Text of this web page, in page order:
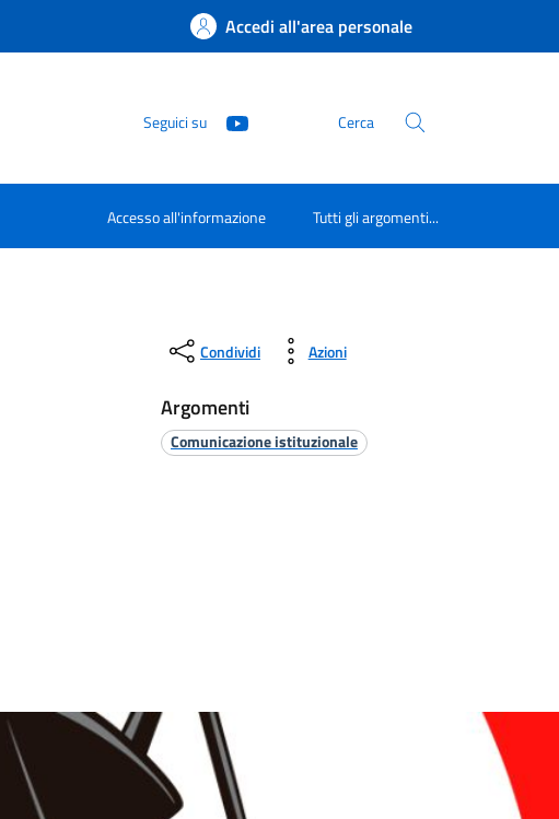
Accedi all'area personale
Seguici su Cerca
Accesso all'informazione Tutti gli argomenti...
Condividi Azioni
Argomenti
Comunicazione istituzionale